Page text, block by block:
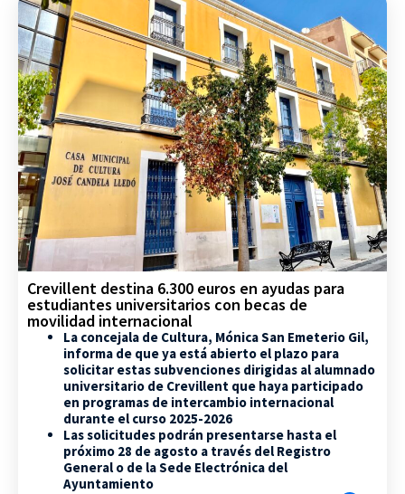
Crevillent destina 6.300 euros en ayudas para
estudiantes universitarios con becas de
movilidad internacional
La concejala de Cultura, Mónica San Emeterio Gil,
informa de que ya está abierto el plazo para
solicitar estas subvenciones dirigidas al alumnado
universitario de Crevillent que haya participado
en programas de intercambio internacional
durante el curso 2025-2026
Las solicitudes podrán presentarse hasta el
próximo 28 de agosto a través del Registro
General o de la Sede Electrónica del
Ayuntamiento